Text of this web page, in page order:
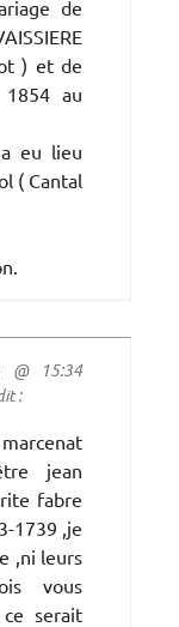
de
) et de
1854 au
eu lieu
( Cantal
15:34
:
jean
fabre
1739 ,je
,ni leurs
vous
serait